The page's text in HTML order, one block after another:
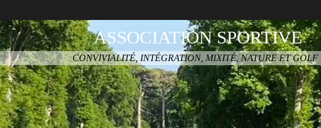
ASSOCIATION SPORTIVE
CONVIVIALITÉ, INTÉGRATION, MIXITÉ, NATURE ET GOLF